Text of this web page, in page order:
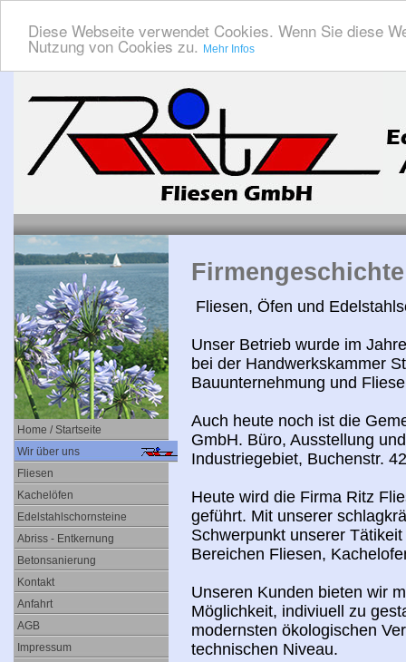
Diese Webseite verwendet Cookies. Wenn Sie diese
Nutzung von Cookies zu. Mehr Infos
Home / Startseite
Wir über uns
Fliesen
Kachelöfen
Edelstahlschornsteine
Abriss - Entkernung
Betonsanierung
Kontakt
Anfahrt
AGB
Impressum
Fliesen, Öfen und
Unser Betrieb wurde im
bei der Handwerkskammer
Bauunternehmung und
Auch heute noch ist die
GmbH. Büro, Ausstellung
Industriegebiet, Buchenstr.
Heute wird die Firma Ritz
geführt. Mit unserer
Schwerpunkt unserer
Bereichen Fliesen,
Unseren Kunden bieten wir
Möglichkeit, indiviuell zu
modernsten ökologischen
technischen Niveau.